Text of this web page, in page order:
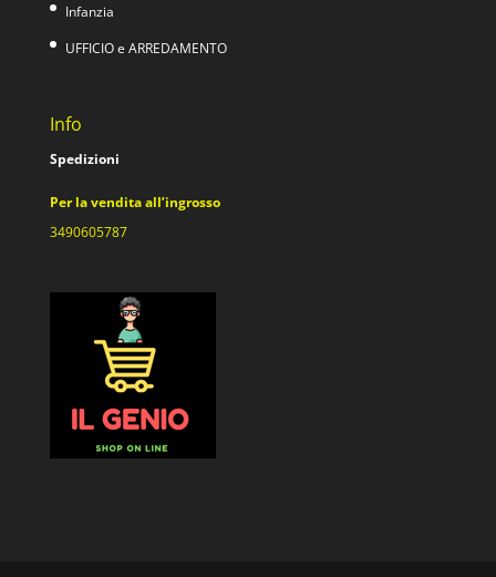
Infanzia
UFFICIO e ARREDAMENTO
Info
Spedizioni
Per la vendita all’ingrosso
3490605787